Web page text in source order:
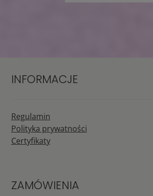
INFORMACJE
Regulamin
Polityka prywatności
Certyfikaty
ZAMÓWIENIA